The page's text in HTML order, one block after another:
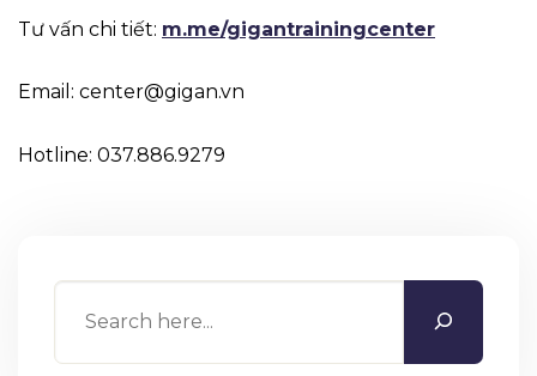
Tư vấn chi tiết: m.me/gigantrainingcenter
Email: center@gigan.vn
Hotline: 037.886.9279
Search